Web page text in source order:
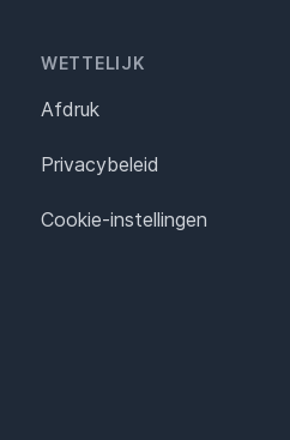
WETTELIJK
Afdruk
Privacybeleid
Cookie-instellingen